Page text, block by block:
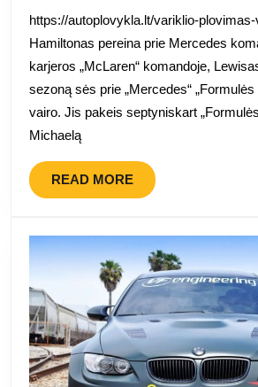
ir
2013
https://autoplovykla.lt/variklio-
Hamiltonas pereina prie Mercedes
karjeros „McLaren“ komandoje,
sezoną sės prie „Mercedes“ „Formulės
vairo. Jis pakeis septyniskart
Michaelą
READ MOREREAD
MORE